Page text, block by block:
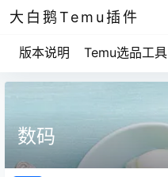
大白鹅Temu插件
版本说明 Temu选品工具
数码